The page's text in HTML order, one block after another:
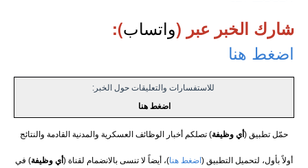
شارك الخبر عبر (واتساب):
اضغط هنا
للاستفسارات والتعليقات حول الخبر:
اضغط هنا
حمّل تطبيق ( أي وظيفة) تصلكم أخبار الوظائف العسكرية والمدنية القادمة والنتائج
أولاً بأول، لتحميل التطبيق ( اضغط هنا)، أيضاً لا تنسى بالانضمام لقناة ( أي وظيفة) في